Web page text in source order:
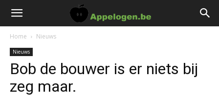
Home Nieuws
Nieuws
Bob de bouwer is er niets bij
zeg maar.